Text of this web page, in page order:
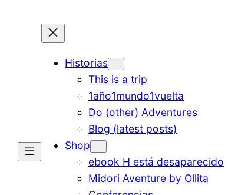
Historias
This is a trip
1año1mundo1vuelta
Do (other) Adventures
Blog (latest posts)
Shop
ebook H está desaparecido
Midori Aventure by Ollita